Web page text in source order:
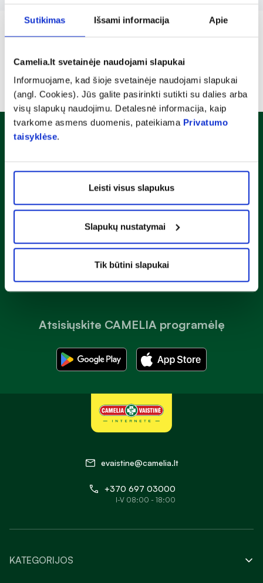
Sutikimas Išsami informacija Apie
Camelia.lt svetainėje naudojami slapukai
Informuojame, kad šioje svetainėje naudojami slapukai
(angl. Cookies). Jūs galite pasirinkti sutikti su dalies arba
visų slapukų naudojimu. Detalesnė informacija, kaip
tvarkome asmens duomenis, pateikiama Privatumo
taisyklėse.
Leisti visus slapukus
Slapukų nustatymai
Tik būtini slapukai
Atsisiųskite CAMELIA programėlę
Susipažinau ir sutinku suprivatumo taisyklėmis
evaistine@camelia.lt
+370 697 03000
I-V 08:00 - 18:00
KATEGORIJOS